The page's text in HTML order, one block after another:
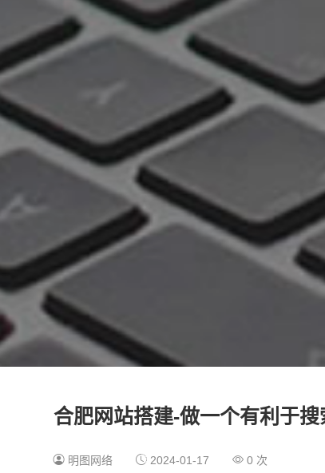
合肥网站搭建-做一个有利于搜
明图网络 2024-01-17 0 次